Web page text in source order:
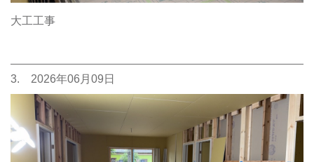
大工工事
3. 2026年06月09日